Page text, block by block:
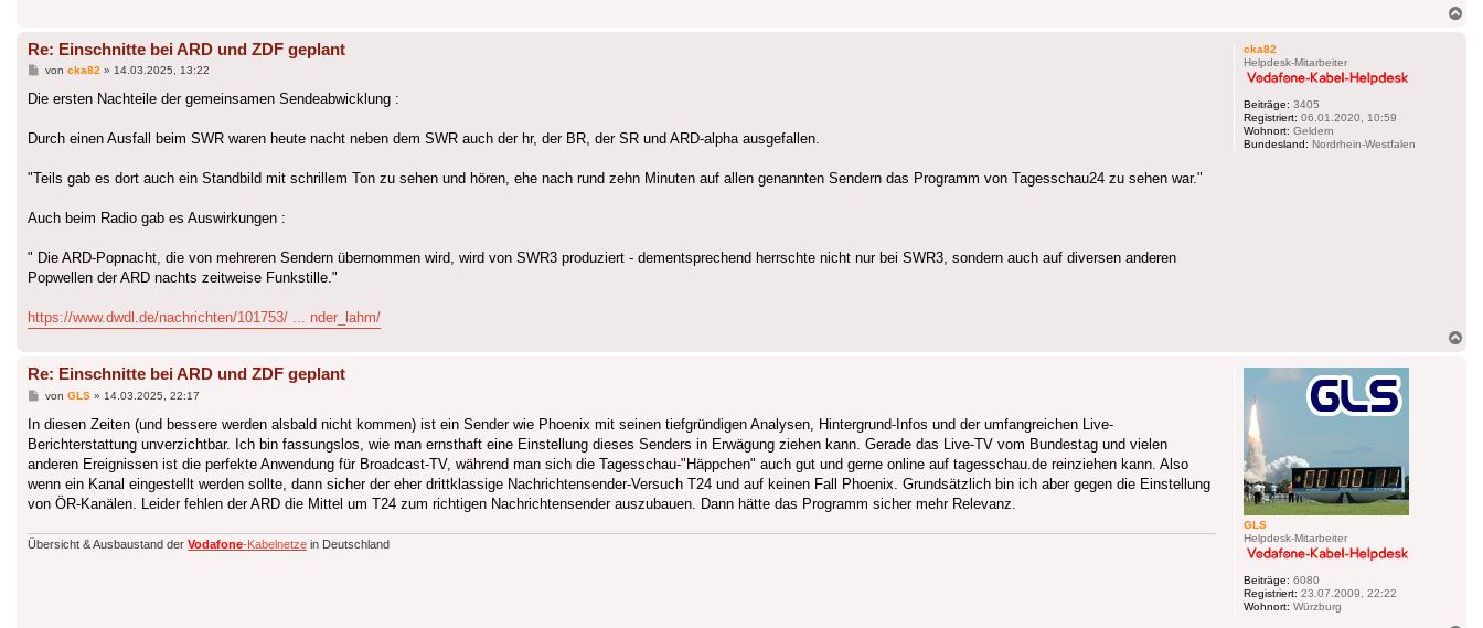
cka82
Helpdesk-Mitarbeiter
Beiträge: 3405
Registriert: 06.01.2020, 10:59
Wohnort: Geldern
Bundesland: Nordrhein-Westfalen
Re: Einschnitte bei ARD und ZDF geplant
Beitrag
von cka82» 14.03.2025, 13:22
Die ersten Nachteile der gemeinsamen Sendeabwicklung :
Durch einen Ausfall beim SWR waren heute nacht neben dem SWR auch der hr, der BR, der SR und ARD-alpha ausgefallen.
"Teils gab es dort auch ein Standbild mit schrillem Ton zu sehen und hören, ehe nach rund zehn Minuten auf allen genannten Sendern das Programm von Tagesschau24 zu sehen war."
Auch beim Radio gab es Auswirkungen :
" Die ARD-Popnacht, die von mehreren Sendern übernommen wird, wird von SWR3 produziert - dementsprechend herrschte nicht nur bei SWR3, sondern auch auf diversen anderen
Popwellen der ARD nachts zeitweise Funkstille."
https://www.dwdl.de/nachrichten/101753/ ... nder_lahm/
GLS
Helpdesk-Mitarbeiter
Beiträge: 6080
Registriert: 23.07.2009, 22:22
Wohnort: Würzburg
Re: Einschnitte bei ARD und ZDF geplant
Beitrag
von GLS» 14.03.2025, 22:17
In diesen Zeiten (und bessere werden alsbald nicht kommen) ist ein Sender wie Phoenix mit seinen tiefgründigen Analysen, Hintergrund-Infos und der umfangreichen Live-
Berichterstattung unverzichtbar. Ich bin fassungslos, wie man ernsthaft eine Einstellung dieses Senders in Erwägung ziehen kann. Gerade das Live-TV vom Bundestag und vielen
anderen Ereignissen ist die perfekte Anwendung für Broadcast-TV, während man sich die Tagesschau-"Häppchen" auch gut und gerne online auf tagesschau.de reinziehen kann. Also
wenn ein Kanal eingestellt werden sollte, dann sicher der eher drittklassige Nachrichtensender-Versuch T24 und auf keinen Fall Phoenix. Grundsätzlich bin ich aber gegen die Einstellung
von ÖR-Kanälen. Leider fehlen der ARD die Mittel um T24 zum richtigen Nachrichtensender auszubauen. Dann hätte das Programm sicher mehr Relevanz.
Übersicht & Ausbaustand der Vodafone-Kabelnetze in Deutschland